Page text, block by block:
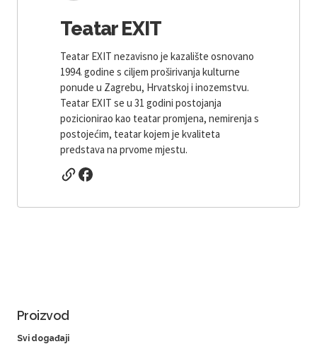
Teatar EXIT
Teatar EXIT nezavisno je kazalište osnovano
1994. godine s ciljem proširivanja kulturne
ponude u Zagrebu, Hrvatskoj i inozemstvu.
Teatar EXIT se u 31 godini postojanja
pozicionirao kao teatar promjena, nemirenja s
postojećim, teatar kojem je kvaliteta
predstava na prvome mjestu.
Proizvod
Svi događaji